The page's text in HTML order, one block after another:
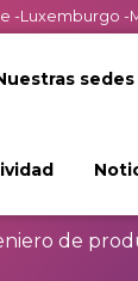
-Luxemburgo -
de